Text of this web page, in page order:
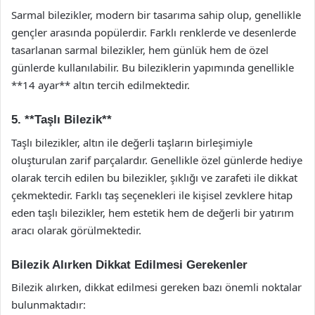
Sarmal bilezikler, modern bir tasarıma sahip olup, genellikle
gençler arasında popülerdir. Farklı renklerde ve desenlerde
tasarlanan sarmal bilezikler, hem günlük hem de özel
günlerde kullanılabilir. Bu bileziklerin yapımında genellikle
**14 ayar** altın tercih edilmektedir.
5. **Taşlı Bilezik**
Taşlı bilezikler, altın ile değerli taşların birleşimiyle
oluşturulan zarif parçalardır. Genellikle özel günlerde hediye
olarak tercih edilen bu bilezikler, şıklığı ve zarafeti ile dikkat
çekmektedir. Farklı taş seçenekleri ile kişisel zevklere hitap
eden taşlı bilezikler, hem estetik hem de değerli bir yatırım
aracı olarak görülmektedir.
Bilezik Alırken Dikkat Edilmesi Gerekenler
Bilezik alırken, dikkat edilmesi gereken bazı önemli noktalar
bulunmaktadır: